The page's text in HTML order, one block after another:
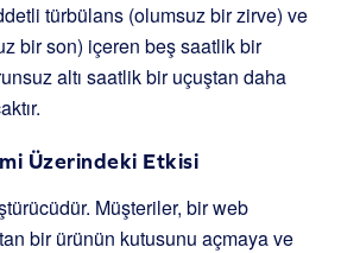
türbülans (olumsuz bir zirve) ve
bir son) içeren beş saatlik bir
altı saatlik bir uçuştan daha
Üzerindeki Etkisi
Müşteriler, bir web
bir ürünün kutusunu açmaya ve